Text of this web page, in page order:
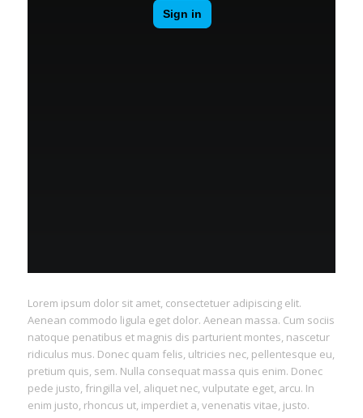
Lorem ipsum dolor sit amet, consectetuer adipiscing elit.
Aenean commodo ligula eget dolor. Aenean massa. Cum sociis
natoque penatibus et magnis dis parturient montes, nascetur
ridiculus mus. Donec quam felis, ultricies nec, pellentesque eu,
pretium quis, sem. Nulla consequat massa quis enim. Donec
pede justo, fringilla vel, aliquet nec, vulputate eget, arcu. In
enim justo, rhoncus ut, imperdiet a, venenatis vitae, justo.